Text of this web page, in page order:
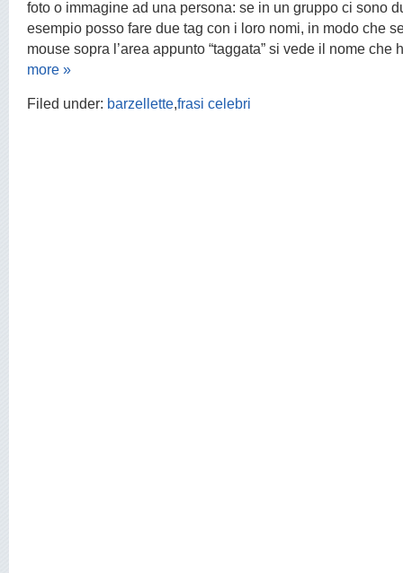
foto o immagine ad una persona: se in un gruppo ci sono
esempio posso fare due tag con i loro nomi, in modo che
mouse sopra l’area appunto “taggata” si vede il nome che
more »
Filed under: barzellette,frasi celebri